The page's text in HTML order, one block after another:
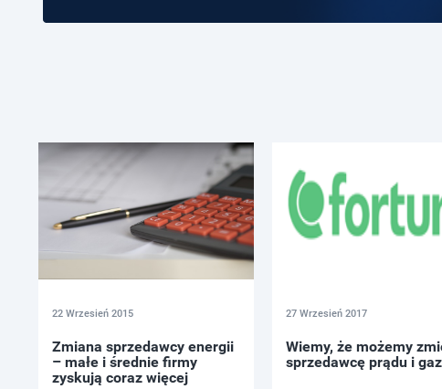
22 Wrzesień 2015
Zmiana sprzedawcy energii
– małe i średnie firmy
zyskują coraz więcej
27 Wrzesień 2017
Wiemy, że możemy
sprzedawcę prądu i